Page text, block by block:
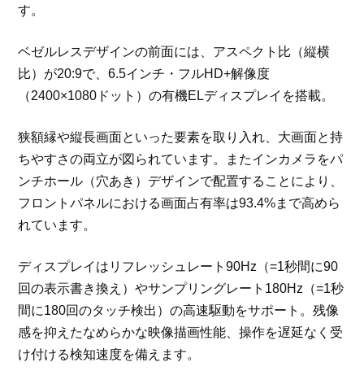
す。
ベゼルレスデザインの前面には、アスペクト比（縦横
比）が20:9で、6.5インチ・フルHD+解像度
（2400×1080ドット）の有機ELディスプレイを搭載。
狭額縁や縦長画面といった要素を取り入れ、大画面と持
ちやすさの両立が図られています。またインカメラをパ
ンチホール（穴あき）デザインで配置することにより、
フロントパネルにおける画面占有率は93.4%まで高めら
れています。
ディスプレイはリフレッシュレート90Hz（=1秒間に90
回の表示書き換え）やサンプリングレート180Hz（=1秒
間に180回のタッチ検出）の高速駆動をサポート。残像
感を抑えたなめらかな映像描画性能、操作を遅延なく受
け付ける検知速度を備えます。